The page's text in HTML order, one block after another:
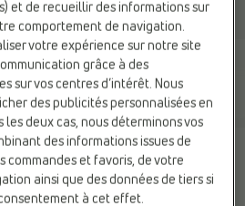
confort blanc
et de recueillir des informations sur
comportement de navigation.
votre expérience sur notre site
grâce à des
sur vos centres d’intérêt. Nous
des publicités personnalisées en
les deux cas, nous déterminons vos
des informations issues de
commandes et favoris, de votre
ainsi que des données de tiers si
à cet effet.